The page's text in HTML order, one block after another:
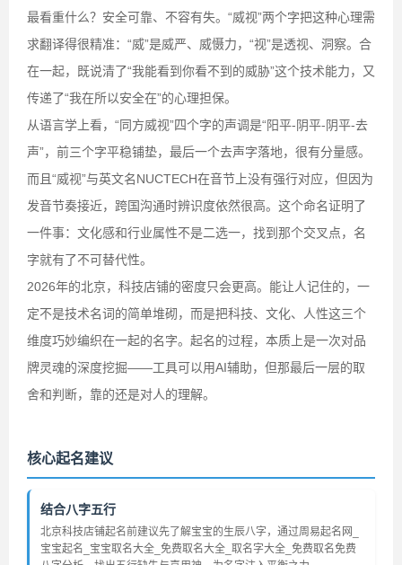
最看重什么？安全可靠、不容有失。“威视”两个字把这种心理需
求翻译得很精准：“威”是威严、威慑力，“视”是透视、洞察。合
在一起，既说清了“我能看到你看不到的威胁”这个技术能力，又
传递了“我在所以安全在”的心理担保。
从语言学上看，“同方威视”四个字的声调是“阳平-阴平-阴平-去
声”，前三个字平稳铺垫，最后一个去声字落地，很有分量感。
而且“威视”与英文名NUCTECH在音节上没有强行对应，但因为
发音节奏接近，跨国沟通时辨识度依然很高。这个命名证明了
一件事：文化感和行业属性不是二选一，找到那个交叉点，名
字就有了不可替代性。
2026年的北京，科技店铺的密度只会更高。能让人记住的，一
定不是技术名词的简单堆砌，而是把科技、文化、人性这三个
维度巧妙编织在一起的名字。起名的过程，本质上是一次对品
牌灵魂的深度挖掘——工具可以用AI辅助，但那最后一层的取
舍和判断，靠的还是对人的理解。
核心起名建议
结合八字五行
北京科技店铺起名前建议先了解宝宝的生辰八字，通过周易起名网_
宝宝起名_宝宝取名大全_免费取名大全_取名字大全_免费取名免费